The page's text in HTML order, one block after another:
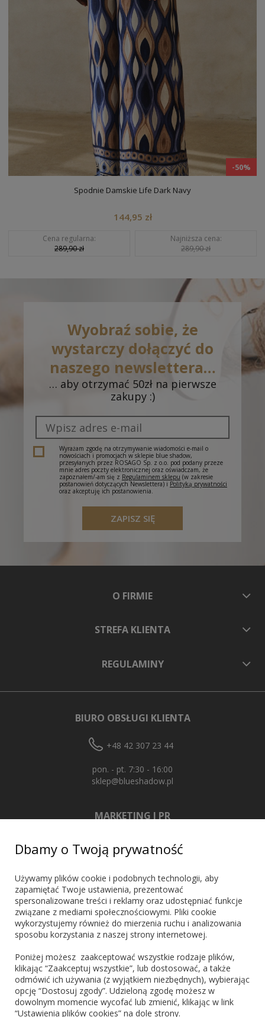
-50%
Spodnie Damskie Life Dark Navy
144,95 zł
Cena regularna:
289,90 zł
Najniższa cena:
289,90 zł
Wyobraź sobie, że
wystarczy dołączyć do
naszego newslettera…
… aby otrzymać 50zł na pierwsze
zakupy :)
Wyrażam zgodę na otrzymywanie wiadomości e-mail o
nowościach i promocjach w sklepie blue shadow,
przesyłanych przez ROSAGO Sp. z o.o. pod podany przeze
mnie adres poczty elektronicznej oraz oświadczam, że
zapoznałem/-am się z Regulaminem sklepu (w zakresie
postanowień dotyczących Newslettera) i Polityką prywatności
oraz akceptuję ich postanowienia.
ZAPISZ SIĘ
O FIRMIE
STREFA KLIENTA
REGULAMINY
BIURO OBSŁUGI KLIENTA
+48 42 307 23 44
pon. - pt. 7:30 - 16:00
sklep@blueshadow.pl
MARKETING I PR
+48 603 721 635
ZNAJDŹ NAS
PŁATNOŚCI
Blik PayPo Visa
Dbamy o Twoją prywatność
Używamy plików cookie i podobnych technologii, aby
zapamiętać Twoje ustawienia, prezentować
spersonalizowane treści i reklamy oraz udostępniać funkcje
związane z mediami społecznościowymi. Pliki cookie
wykorzystujemy również do mierzenia ruchu i analizowania
sposobu korzystania z naszej strony internetowej.
Poniżej możesz zaakceptować wszystkie rodzaje plików,
klikając “Zaakceptuj wszystkie”, lub dostosować, a także
odmówić ich używania (z wyjątkiem niezbędnych), wybierając
opcję “Dostosuj zgody”. Udzieloną zgodę możesz w
dowolnym momencie wycofać lub zmienić, klikając w link
“Ustawienia plików cookies” na dole strony.